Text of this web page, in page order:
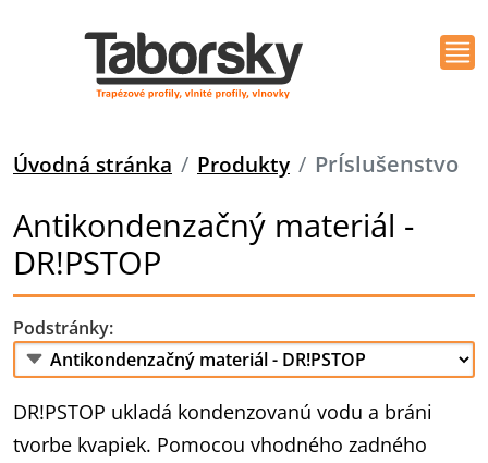
Úvodná stránka Produkty PrÍslušenstvo
Antikondenzačný materiál -
DR!PSTOP
Podstránky:
DR!PSTOP ukladá kondenzovanú vodu a bráni
tvorbe kvapiek. Pomocou vhodného zadného